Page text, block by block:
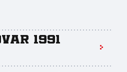
1991